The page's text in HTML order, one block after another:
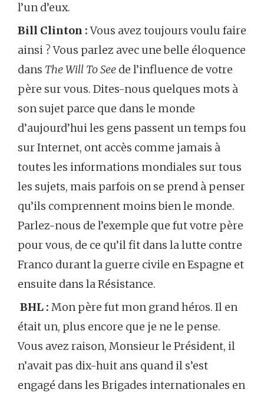
l’un d’eux.
Bill Clinton :Vous avez toujours voulu faire
ainsi ? Vous parlez avec une belle éloquence
dans The Will To See de l’influence de votre
père sur vous. Dites-nous quelques mots à
son sujet parce que dans le monde
d’aujourd’hui les gens passent un temps fou
sur Internet, ont accès comme jamais à
toutes les informations mondiales sur tous
les sujets, mais parfois on se prend à penser
qu’ils comprennent moins bien le monde.
Parlez-nous de l’exemple que fut votre père
pour vous, de ce qu’il fit dans la lutte contre
Franco durant la guerre civile en Espagne et
ensuite dans la Résistance.
BHL : Mon père fut mon grand héros. Il en
était un, plus encore que je ne le pense.
Vous avez raison, Monsieur le Président, il
n’avait pas dix-huit ans quand il s’est
engagé dans les Brigades internationales en